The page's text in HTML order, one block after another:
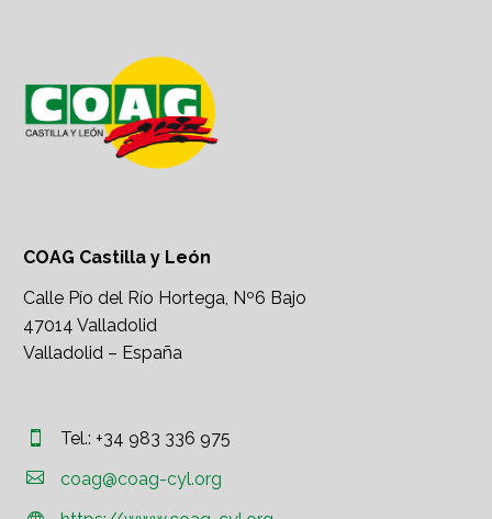
COAG Castilla y León
Calle Pío del Río Hortega, Nº6 Bajo
47014 Valladolid
Valladolid – España

 Tel.: +34 983 336 975

 coag@coag-cyl.org